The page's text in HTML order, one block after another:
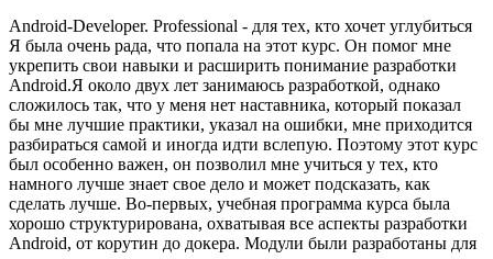
Android-Developer. Professional - для тех, кто хочет углубиться
Я была очень рада, что попала на этот курс. Он помог мне
укрепить свои навыки и расширить понимание разработки
Android.Я около двух лет занимаюсь разработкой, однако
сложилось так, что у меня нет наставника, который показал
бы мне лучшие практики, указал на ошибки, мне приходится
разбираться самой и иногда идти вслепую. Поэтому этот курс
был особенно важен, он позволил мне учиться у тех, кто
намного лучше знает свое дело и может подсказать, как
сделать лучше. Во-первых, учебная программа курса была
хорошо структурирована, охватывая все аспекты разработки
Android, от корутин до докера. Модули были разработаны для